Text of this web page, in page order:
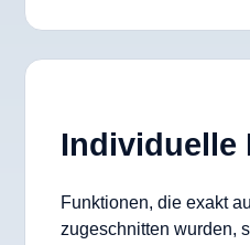
Individuelle
Funktionen, die exakt
zugeschnitten wurden,